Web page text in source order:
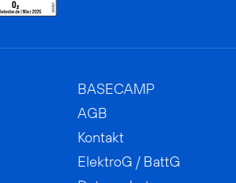
BASECAMP
AGB
Kontakt
ElektroG / BattG